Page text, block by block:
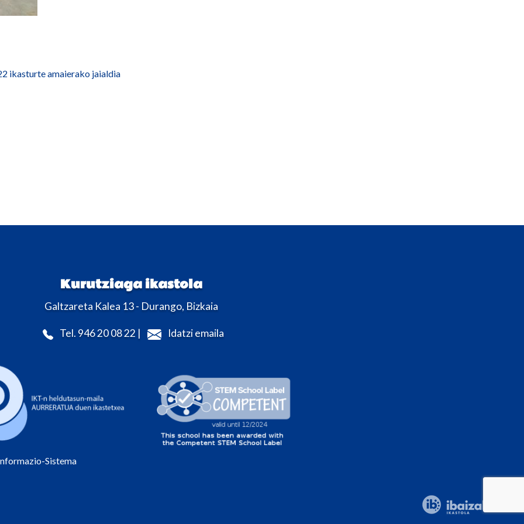
ikasturte amaierako jaialdia
Kurutziaga ikastola
Galtzareta Kalea 13 - Durango, Bizkaia
Tel. 946 20 08 22 | Idatzi emaila
Sistema